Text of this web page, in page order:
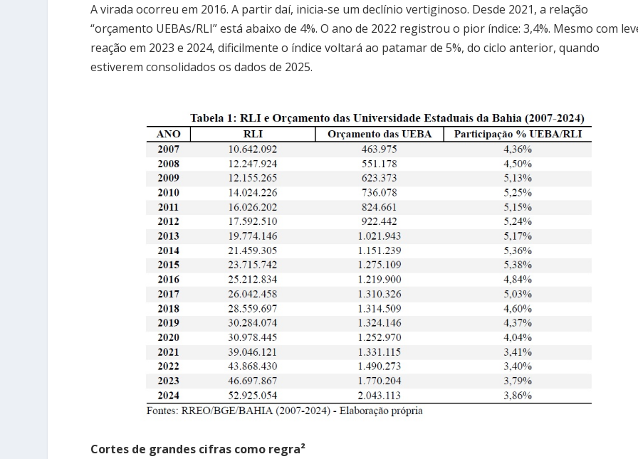
A virada ocorreu em 2016. A partir daí, inicia-se um declínio vertiginoso. Desde 2021, a relação
“orçamento UEBAs/RLI” está abaixo de 4%. O ano de 2022 registrou o pior índice: 3,4%. Mesmo com
reação em 2023 e 2024, dificilmente o índice voltará ao patamar de 5%, do ciclo anterior, quando
estiverem consolidados os dados de 2025.
Cortes de grandes cifras como regra²